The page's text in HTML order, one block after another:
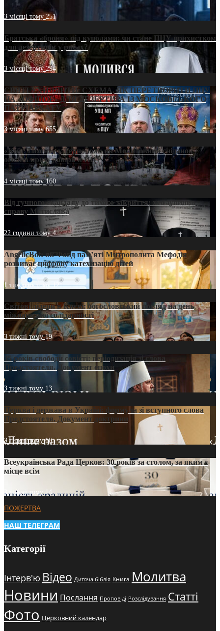
3 місяці тому251
Братська «броня» під куполами: чи стане ПЦУ прихистком
для дезертирів у рясах?
3 місяці тому294
СВЯТІ УХИЛЯНТИ: СХЕМА, ЯК ПЕРЕТВОРИТИ ПЦУ
НА «ОФШОР» ДЛЯ ДЕЗЕРТИРА ІЗ МОСКОВСЬКОГО
ПАТРІАРХАТУ
3 місяці тому655
«Кейс Тихона» у Тернополі: як Молитовний сніданок
оголив кризу довіри в ПЦУ
4 місяці тому160
Від гучного скандалу до тихого закриття: хто зупинив
справу Мстислава
22 години тому4
AngelicBot: як Фонд пам’яті Митрополита Мефодія
розвиває цифрову катехизацію дітей
1 тиждень тому12
Світові лідери в Києві: богословський погляд на день
міжнародної солідарності
3 тижні тому19
35 років свободи совісті: періодизація зі слова
Предстоятеля. Документ епохи
3 тижні тому 13
Церква і держава в Україні: формула зі вступного слова
Предстоятеля. Документ доктрини
3 тижні тому16
Всеукраїнська Рада Церков: 30 років за столом, за яким є
місце всім
3 тижні тому14
ПОЖЕРТВА
НАШ ТЕЛЕГРАМ
Категорії
Інтерв'ю Відео Дитяча біблія Книга Молитва
Новини Послання Проповіді Розслідування Статті
Фото Церковний календар